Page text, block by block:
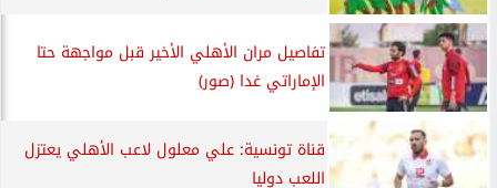
تفاصيل مران الأهلي الأخير قبل مواجهة حتا
الإماراتي غدا (صور)
قناة تونسية: علي معلول لاعب الأهلي يعتزل
اللعب دوليا